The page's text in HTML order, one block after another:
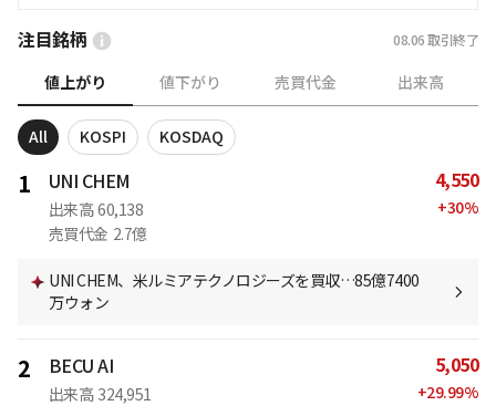
注目銘柄 08.06 取引終了
値上がり 値下がり 売買代金 出来高
All KOSPI KOSDAQ
1 UNI CHEM
出来高 60,138
売買代金 2.7億
4,550
+30%
UNI CHEM、米ルミアテクノロジーズを買収…85億7400
万ウォン
2 BECU AI
出来高 324,951
5,050
+29.99%